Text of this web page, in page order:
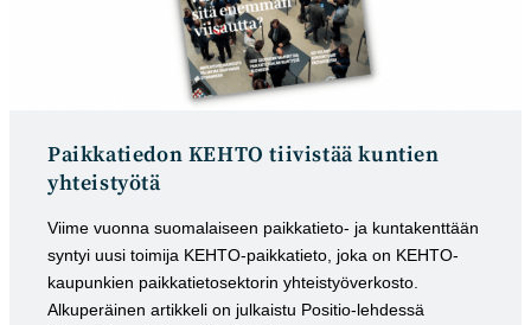
Paikkatiedon KEHTO tiivistää kuntien
yhteistyötä
Viime vuonna suomalaiseen paikkatieto- ja kuntakenttään
syntyi uusi toimija KEHTO-paikkatieto, joka on KEHTO-
kaupunkien paikkatietosektorin yhteistyöverkosto.
Alkuperäinen artikkeli on julkaistu Positio-lehdessä